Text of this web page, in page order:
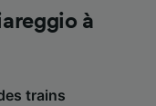
à
trains